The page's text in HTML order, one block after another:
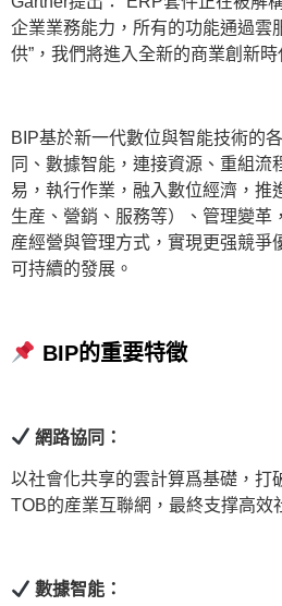
企業業務能力，所有的功能通過雲
供”，我們將進入全新的商業創新時
BIP基於新一代數位與智能技術的
同、數據智能，連接資源、重組流
易，執行作業，融入數位經濟，推
生産、營銷、服務等）、管理變革
産經營與管理方式，實現更强競爭
可持續的發展。
BIP的重要特徵
網路協同：
以社會化共享的雲計算爲基礎，打
TOB的産業互聯網，最終支撑高效
數據智能：